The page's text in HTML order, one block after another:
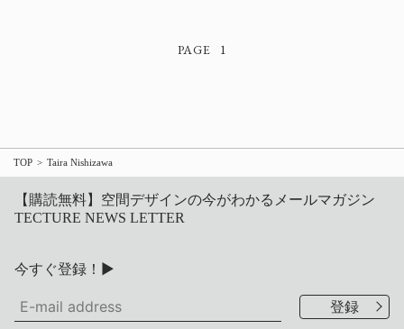
1
TOP Taira Nishizawa
【購読無料】空間デザインの今がわかるメールマガジン
TECTURE NEWS LETTER
今すぐ登録！▶